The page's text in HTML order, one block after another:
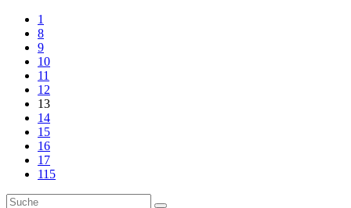
1
8
9
10
11
12
13
14
15
16
17
115